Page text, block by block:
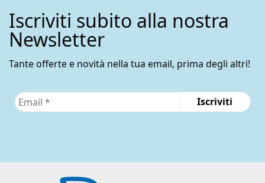
Iscriviti subito alla nostra
Newsletter
Tante offerte e novità nella tua email, prima degli altri!